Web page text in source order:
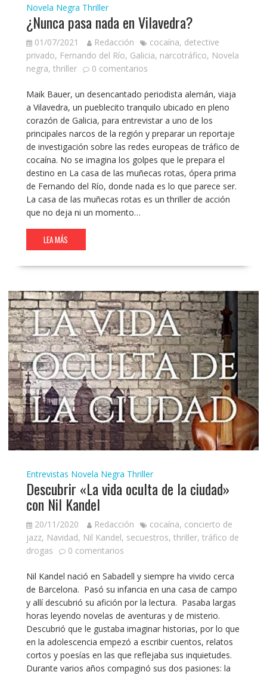
Novela Negra Thriller
¿Nunca pasa nada en Vilavedra?
01/07/2021 Redacción cocaína, detective
privado, Fernando del Río, Galicia, narcotráfico, Novela
negra, thriller 0 comentarios
Maik Bauer, un desencantado periodista alemán, viaja
a Vilavedra, un pueblecito tranquilo ubicado en pleno
corazón de Galicia, para entrevistar a uno de los
principales narcos de la región y preparar un reportaje
de investigación sobre las redes europeas de tráfico de
cocaína. No se imagina los golpes que le prepara el
destino en La casa de las muñecas rotas, ópera prima
de Fernando del Río, donde nada es lo que parece ser.
La casa de las muñecas rotas es un thriller de acción
que no deja ni un momento…
LEA MÁS
Entrevistas Novela Negra Thriller
Descubrir «La vida oculta de la ciudad»
con Nil Kandel
20/11/2020 Redacción cocaína, concierto de
jazz, Navidad, Nil Kandel, secuestros, thriller, tráfico de
drogas
0 comentarios
Nil Kandel nació en Sabadell y siempre ha vivido cerca
de Barcelona. Pasó su infancia en una casa de campo
y allí descubrió su afición por la lectura. Pasaba largas
horas leyendo novelas de aventuras y de misterio.
Descubrió que le gustaba imaginar historias, por lo que
en la adolescencia empezó a escribir cuentos, relatos
cortos y poesías en las que reflejaba sus inquietudes.
Durante varios años compaginó sus dos pasiones: la